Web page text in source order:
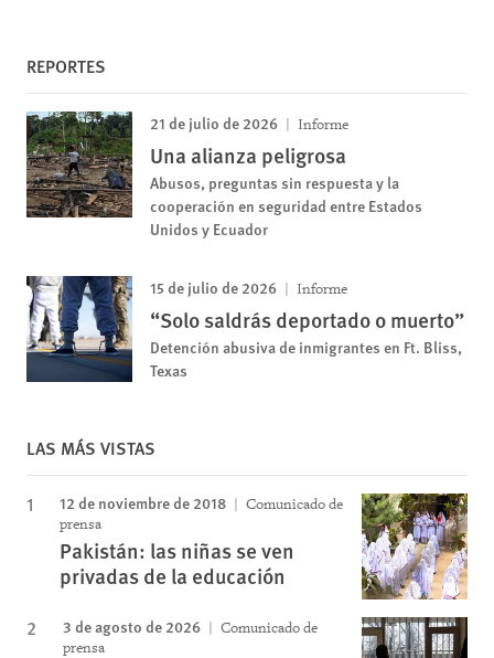
REPORTES
21 de julio de 2026 Informe
Una alianza peligrosa
Abusos, preguntas sin respuesta y la
cooperación en seguridad entre Estados
Unidos y Ecuador
15 de julio de 2026 Informe
“Solo saldrás deportado o muerto”
Detención abusiva de inmigrantes en Ft. Bliss,
Texas
LAS MÁS VISTAS
12 de noviembre de 2018
Comunicado de
prensa
Pakistán: las niñas se ven
privadas de la educación
3 de agosto de 2026
Comunicado de
prensa